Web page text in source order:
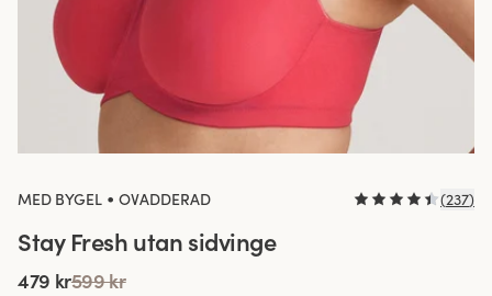
MED BYGEL • OVADDERAD (237)
Stay Fresh utan sidvinge
479 kr599 kr